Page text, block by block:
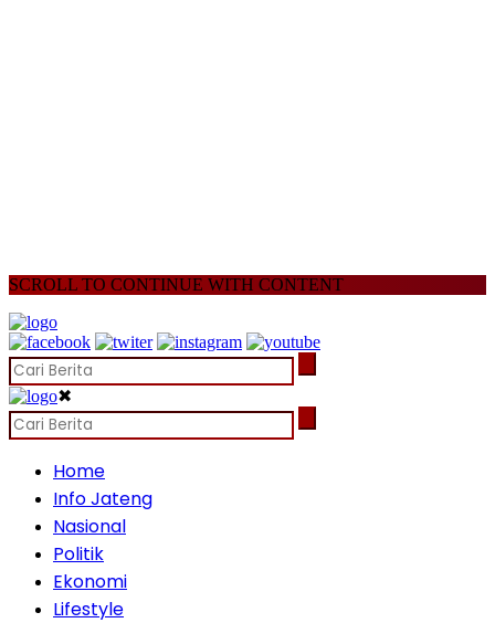
SCROLL TO CONTINUE WITH CONTENT
✖
Home
Info Jateng
Nasional
Politik
Ekonomi
Lifestyle